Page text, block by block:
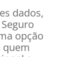
dados,
opção
quem